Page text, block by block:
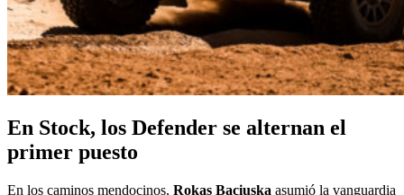
En Stock, los Defender se alternan el
primer puesto
En los caminos mendocinos, Rokas Baciuska asumió la vanguardia